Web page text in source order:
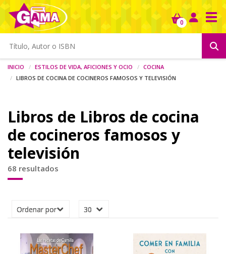
0
Inicio Estilos de vida, aficiones y ocio
Cocina
Libros de cocina de cocineros famosos y televisión
Libros de Libros de cocina
de cocineros famosos y
televisión
68 resultados